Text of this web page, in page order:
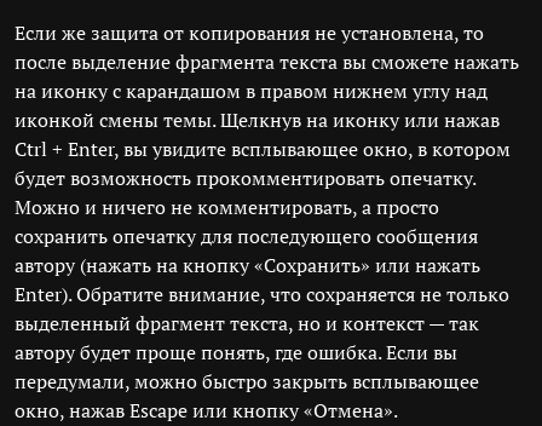
Если же защита от копирования не установлена, то
после выделение фрагмента текста вы сможете нажать
на иконку с карандашом в правом нижнем углу над
иконкой смены темы. Щелкнув на иконку или нажав
Ctrl + Enter, вы увидите всплывающее окно, в котором
будет возможность прокомментировать опечатку.
Можно и ничего не комментировать, а просто
сохранить опечатку для последующего сообщения
автору (нажать на кнопку «Сохранить» или нажать
Enter). Обратите внимание, что сохраняется не только
выделенный фрагмент текста, но и контекст — так
автору будет проще понять, где ошибка. Если вы
передумали, можно быстро закрыть всплывающее
окно, нажав Escape или кнопку «Отмена».